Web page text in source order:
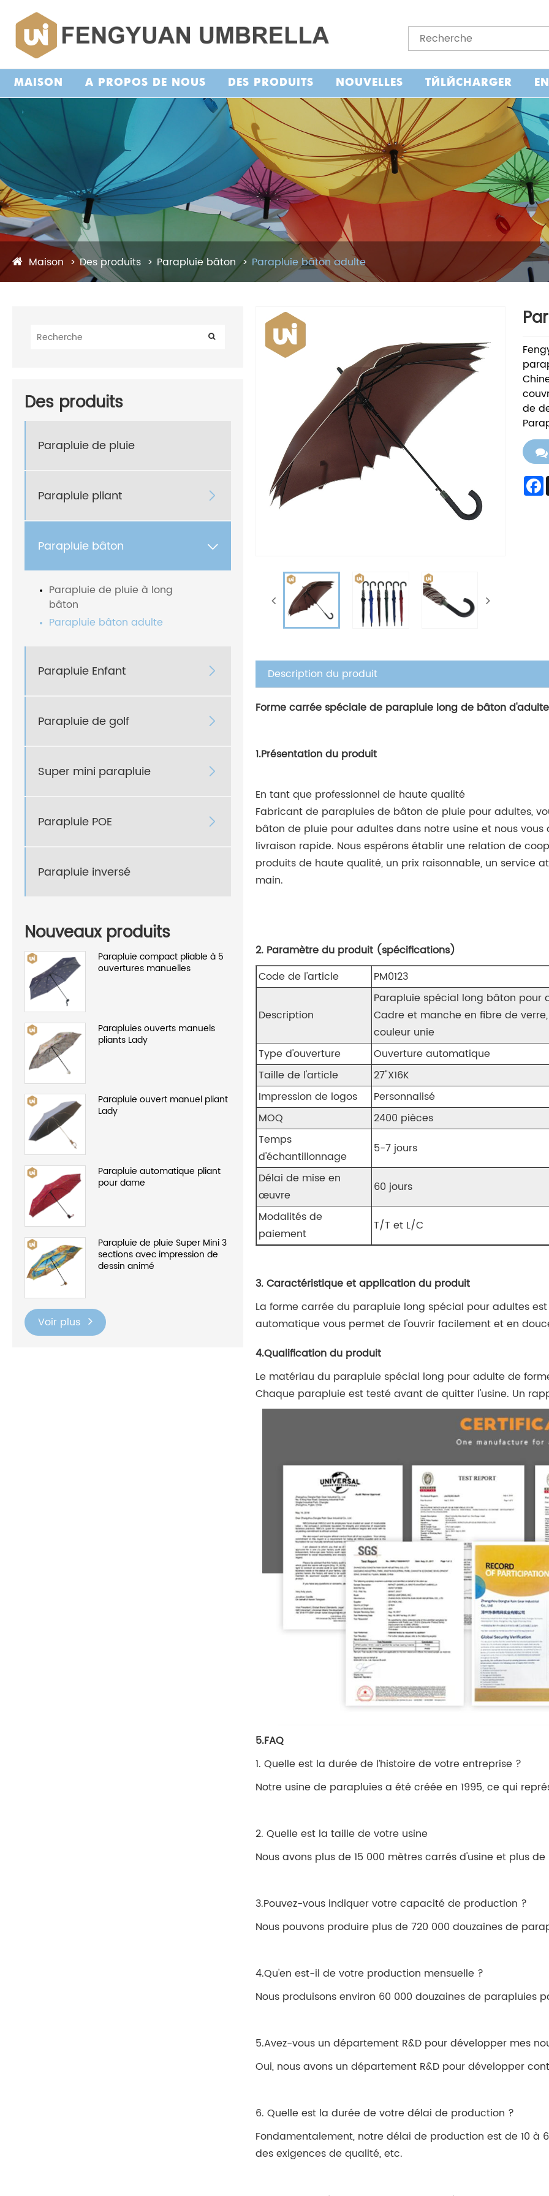
MAISON À PROPOS DE NOUS DES PRODUITS NOUVELLES TÉLÉCHARGER
Maison Des produits Parapluie bâton Parapluie bâton adulte
Des produits
Parapluie de pluie
Parapluie pliant 
Parapluie bâton 
Parapluie de pluie à long
bâton
Parapluie bâton adulte
Parapluie Enfant 
Parapluie de golf 
Super mini parapluie 
Parapluie POE 
Parapluie inversé
Nouveaux produits
Parapluie compact pliable à 5
ouvertures manuelles
Parapluies ouverts manuels
pliants Lady
Parapluie ouvert manuel pliant
Lady
Parapluie automatique pliant
pour dame
Parapluie de pluie Super Mini 3
sections avec impression de
dessin animé
Voir plus
de
Description du produit
Forme carrée spéciale de parapluie long de bâton d'adulte
1.Présentation du produit
En tant que professionnel de haute qualité
Fabricant de parapluies de bâton de pluie pour adultes,
bâton de pluie pour adultes dans notre usine et nous vous
livraison rapide. Nous espérons établir une relation de
produits de haute qualité, un prix raisonnable, un service
main.
2. Paramètre du produit (spécifications)
Code de l'article
PM0123
Description
Parapluie spécial long bâton pour
Cadre et manche en fibre de
couleur unie
Type d'ouverture
Ouverture automatique
Taille de l'article
27"X16K
Impression de logos
Personnalisé
MOQ
2400 pièces
Temps
d'échantillonnage
5-7 jours
Délai de mise en
œuvre
60 jours
Modalités de
paiement
T/T et L/C
3. Caractéristique et application du produit
La forme carrée du parapluie long spécial pour adultes
automatique vous permet de l'ouvrir facilement et en
4.Qualification du produit
Le matériau du parapluie spécial long pour adulte de
Chaque parapluie est testé avant de quitter l'usine. Un
5.FAQ
1. Quelle est la durée de l’histoire de votre entreprise ?
Notre usine de parapluies a été créée en 1995, ce qui
2. Quelle est la taille de votre usine
Nous avons plus de 15 000 mètres carrés d'usine et plus
3.Pouvez-vous indiquer votre capacité de production ?
Nous pouvons produire plus de 720 000 douzaines de
4.Qu'en est-il de votre production mensuelle ?
Nous produisons environ 60 000 douzaines de parapluies
5.Avez-vous un département R&D pour développer mes
Oui, nous avons un département R&D pour développer
6. Quelle est la durée de votre délai de production ?
Fondamentalement, notre délai de production est de 10
des exigences de qualité, etc.